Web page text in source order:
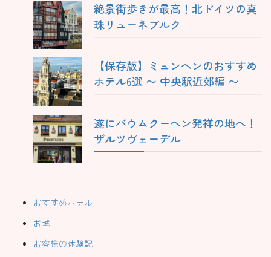
絶景街歩きが最高！北ドイツの真
珠リューネブルク
【保存版】ミュンヘンのおすすめ
ホテル6選 〜 中央駅近郊編 〜
遂にバウムクーヘン発祥の地へ！
ザルツヴェーデル
おすすめホテル
お城
お客様の体験記